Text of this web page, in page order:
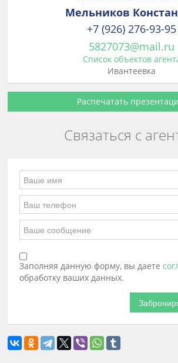
Мельников
+7 (926) 276-93-95
5827073@mail.ru
Список объектов
Ивантеевка
Распечатать
Связаться с
Заполняя данную форму, вы даете
обработку ваших данных.